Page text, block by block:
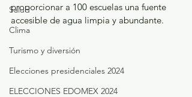
Salud
Clima
Turismo y diversión
Elecciones presidenciales 2024
ELECCIONES EDOMEX 2024
proporcionar a 100 escuelas una fuente
accesible de agua limpia y abundante.